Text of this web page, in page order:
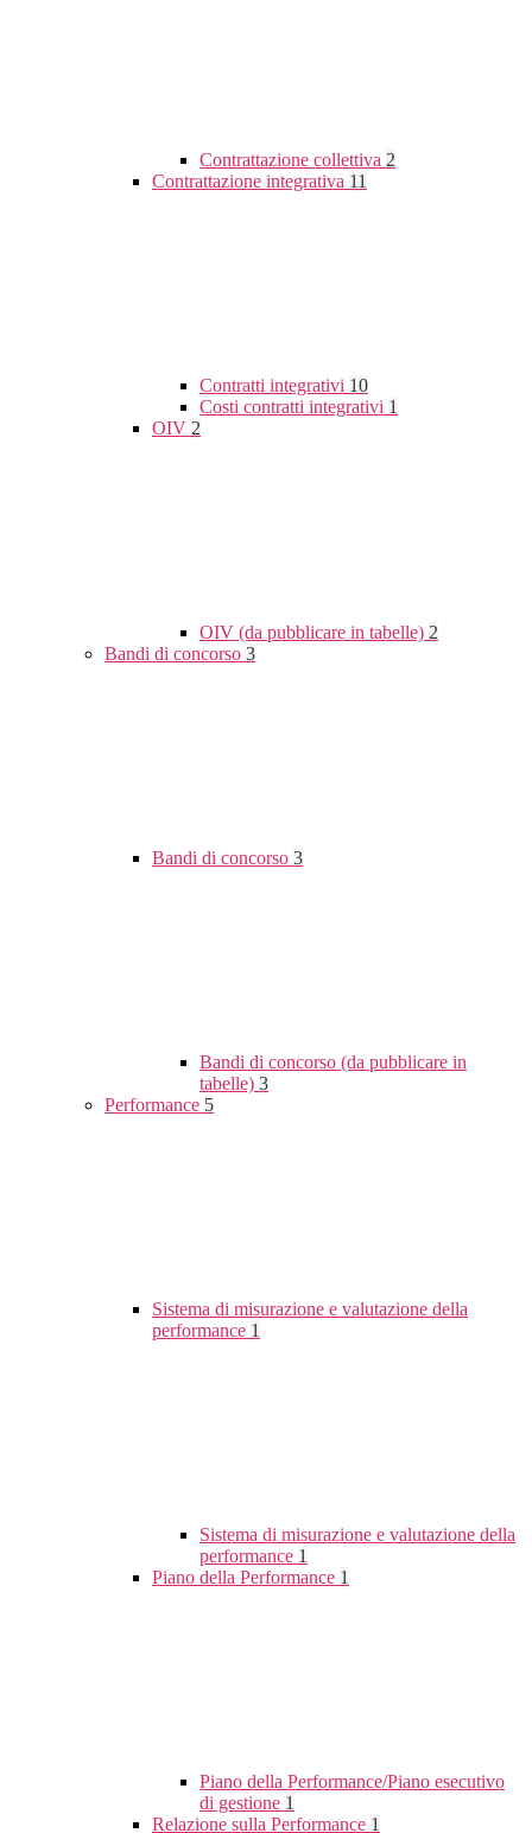
Contrattazione collettiva 2
Contrattazione integrativa 11
Contratti integrativi 10
Costi contratti integrativi 1
OIV 2
OIV (da pubblicare in tabelle) 2
Bandi di concorso 3
Bandi di concorso 3
Bandi di concorso (da pubblicare in
tabelle) 3
Performance 5
Sistema di misurazione e valutazione della
performance 1
Sistema di misurazione e valutazione della
performance 1
Piano della Performance 1
Piano della Performance/Piano esecutivo
di gestione 1
Relazione sulla Performance 1